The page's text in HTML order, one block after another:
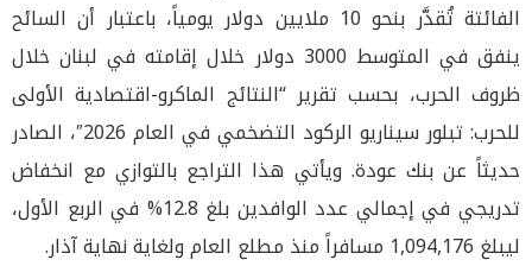
الفائتة تُقدَّر بنحو 10 ملايين دولار يومياً، باعتبار أن السائح
ينفق في المتوسط 3000 دولار خلال إقامته في لبنان خلال
ظروف الحرب، بحسب تقرير “النتائج الماكرو-اقتصادية الأولى
للحرب: تبلور سيناريو الركود التضخمي في العام 2026″، الصادر
حديثاً عن بنك عودة. ويأتي هذا التراجع بالتوازي مع انخفاض
تدريجي في إجمالي عدد الوافدين بلغ 12.8% في الربع الأول،
ليبلغ 1,094,176 مسافراً منذ مطلع العام ولغاية نهاية آذار.